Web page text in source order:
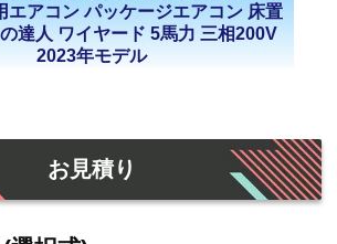
エアコン パッケージエアコン 床置
達人 ワイヤード 5馬力 三相200V
2023年モデル
お見積り